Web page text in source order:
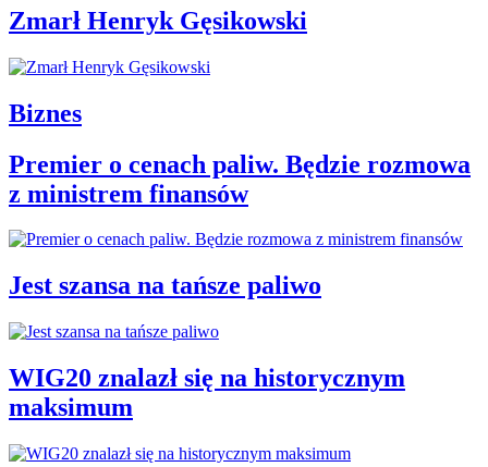
Zmarł Henryk Gęsikowski
Biznes
Premier o cenach paliw. Będzie rozmowa
z ministrem finansów
Jest szansa na tańsze paliwo
WIG20 znalazł się na historycznym
maksimum